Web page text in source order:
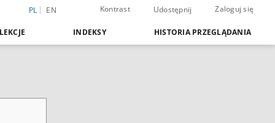
PL EN Kontrast Udostępnij Zaloguj się
INDEKSY HISTORIA PRZEGLĄDANIA